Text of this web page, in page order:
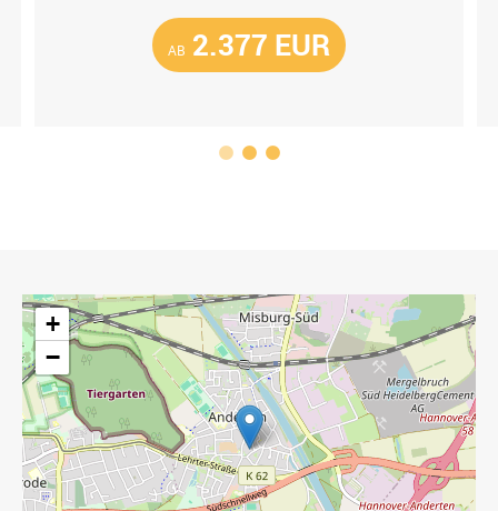
AB 2.377 EUR
1 2 3
+
−